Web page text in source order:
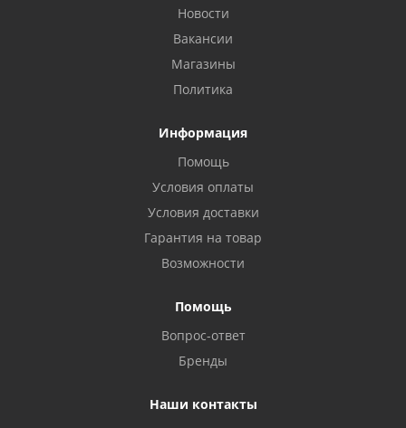
Новости
Вакансии
Магазины
Политика
Информация
Помощь
Условия оплаты
Условия доставки
Гарантия на товар
Возможности
Помощь
Вопрос-ответ
Бренды
Наши контакты